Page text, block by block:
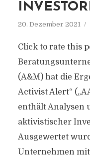
20. Dezember 2021
Click to rate this
(A&M) hat die
Activist Alert“
enthält Analysen
aktivistischer
Ausgewertet
Unternehmen